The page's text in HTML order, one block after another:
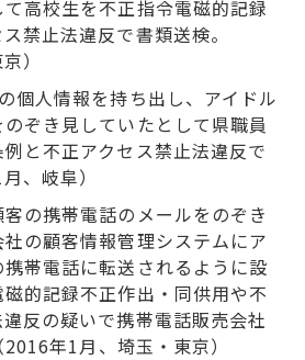
高校生を不正指令電磁的記録
禁止法違反で書類送検。
）
個人情報を持ち出し、アイドル
ぞき見していたとして県職員
と不正アクセス禁止法違反で
、岐阜）
の携帯電話のメールをのぞき
の顧客情報管理システムにア
帯電話に転送されるように設
的記録不正作出・同供用や不
反の疑いで携帯電話販売会社
年1月、埼玉・東京）